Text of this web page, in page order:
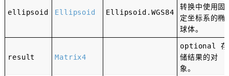
ellipsoid Ellipsoid Ellipsoid . WGS84
转换中使用固
定坐标系的椭
球体。
result Matrix4
optional
存
储结果的对
象。